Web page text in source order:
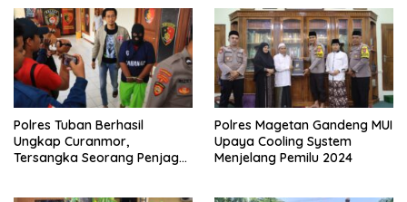
Polres Tuban Berhasil
Ungkap Curanmor,
Tersangka Seorang Penjaga
Polres Magetan Gandeng MUI
Upaya Cooling System
Menjelang Pemilu 2024